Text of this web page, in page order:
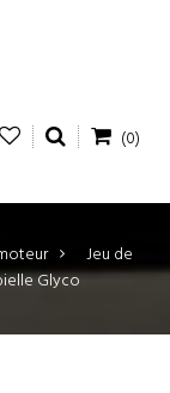
(0)
>
Jeu de
Glyco